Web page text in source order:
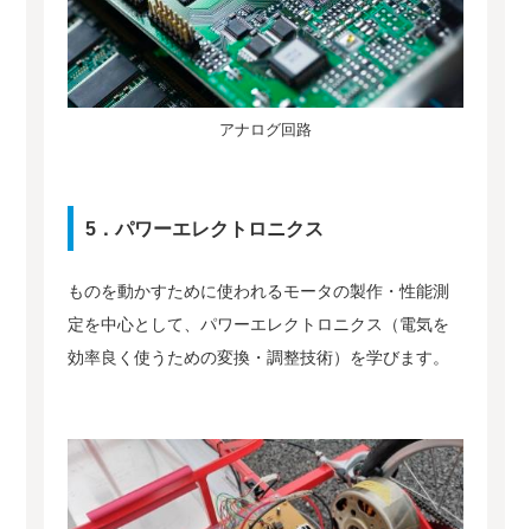
アナログ回路
5．パワーエレクトロニクス
ものを動かすために使われるモータの製作・性能測
定を中心として、パワーエレクトロニクス（電気を
効率良く使うための変換・調整技術）を学びます。